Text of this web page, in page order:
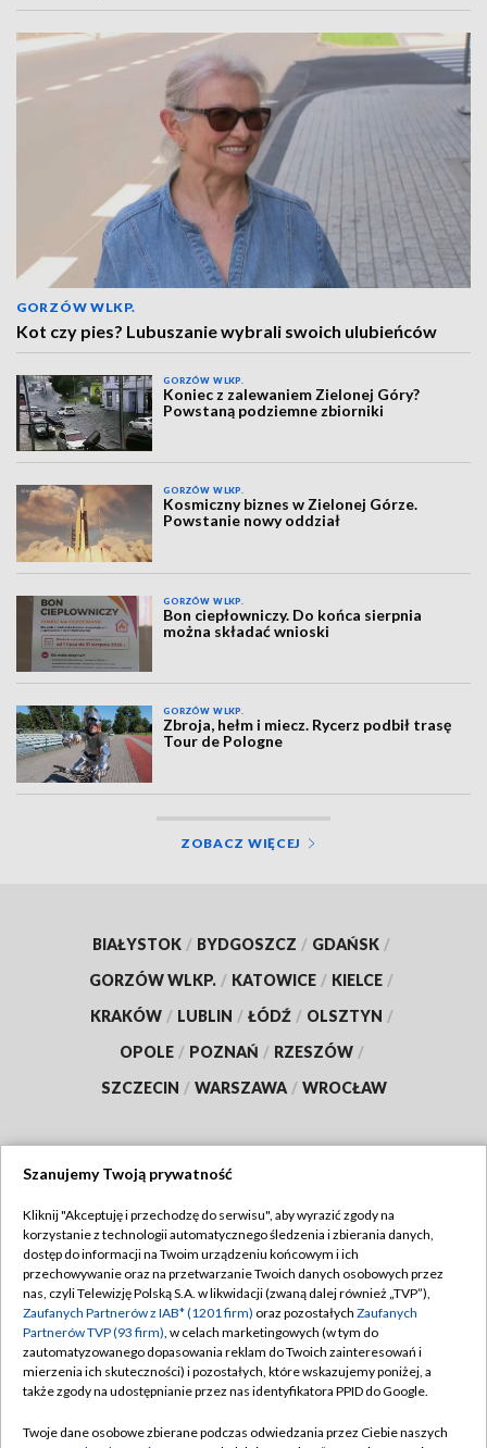
GORZÓW WLKP.
Kot czy pies? Lubuszanie wybrali swoich ulubieńców
GORZÓW WLKP.
Koniec z zalewaniem Zielonej Góry?
Powstaną podziemne zbiorniki
GORZÓW WLKP.
Kosmiczny biznes w Zielonej Górze.
Powstanie nowy oddział
GORZÓW WLKP.
Bon ciepłowniczy. Do końca sierpnia
można składać wnioski
GORZÓW WLKP.
Zbroja, hełm i miecz. Rycerz podbił trasę
Tour de Pologne
ZOBACZ WIĘCEJ
BIAŁYSTOK / BYDGOSZCZ / GDAŃSK /
GORZÓW WLKP. / KATOWICE / KIELCE /
KRAKÓW / LUBLIN / ŁÓDŹ / OLSZTYN /
OPOLE / POZNAŃ / RZESZÓW /
SZCZECIN / WARSZAWA / WROCŁAW
TVP
Abonament TVP
Emisja w TVP
Centrum informacji TVP
Naziemna Telewizja Cyfrowa
Regulamin TVP
Polityka prywatności
Moje zgody
Pomoc
Szanujemy Twoją prywatność
Kliknij "Akceptuję i przechodzę do serwisu", aby wyrazić zgody na
korzystanie z technologii automatycznego śledzenia i zbierania danych,
dostęp do informacji na Twoim urządzeniu końcowym i ich
przechowywanie oraz na przetwarzanie Twoich danych osobowych przez
nas, czyli Telewizję Polską S.A. w likwidacji (zwaną dalej również „TVP”),
Zaufanych Partnerów z IAB* (1201 firm) oraz pozostałych Zaufanych
Partnerów TVP (93 firm), w celach marketingowych (w tym do
zautomatyzowanego dopasowania reklam do Twoich zainteresowań i
mierzenia ich skuteczności) i pozostałych, które wskazujemy poniżej, a
także zgody na udostępnianie przez nas identyfikatora PPID do Google.
Twoje dane osobowe zbierane podczas odwiedzania przez Ciebie naszych